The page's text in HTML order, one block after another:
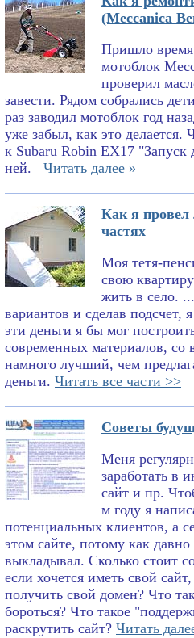
(Meccanica
Пришло время
мотоблок
проверил
завести. Рядом собрались
раз заводил мотоблок год
уже забыл, как это делается.
к Subaru Robin EX17 "Запуск
ней.
Читать далее »
Как я провел
частях
Моя тетя-
свою
жить в село.
вариантов и сделав подсчет,
эти деньги я бы мог
современных материалов, со
намного лучший, чем
деньги. Читать все части >>
Советы
Меня
заработать в
сайт и пр.
м году я
потенциальных клиентов, а
этом сайте, потому как давно
выкладывал. Сколько стоит
если хочется иметь свой
получить свой домен? Что
бороться? Что такое
раскрутить сайт? Читать